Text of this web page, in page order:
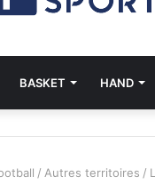
BASKET HAND
/ Autres territoires /